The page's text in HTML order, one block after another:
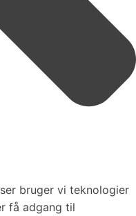
bruger vi teknologier
få adgang til